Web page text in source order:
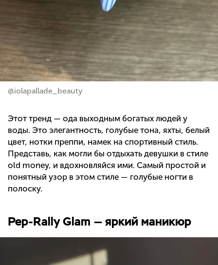
@iolapallade_beauty
Этот тренд — ода выходным богатых людей у
воды. Это элегантность, голубые тона, яхты, белый
цвет, нотки преппи, намек на спортивный стиль.
Представь, как могли бы отдыхать девушки в стиле
old money, и вдохновляйся ими. Самый простой и
понятный узор в этом стиле — голубые ногти в
полоску.
Pep-Rally Glam — яркий маникюр